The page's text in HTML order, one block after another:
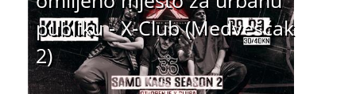
publiku - X-Club (Medvešćak
2)